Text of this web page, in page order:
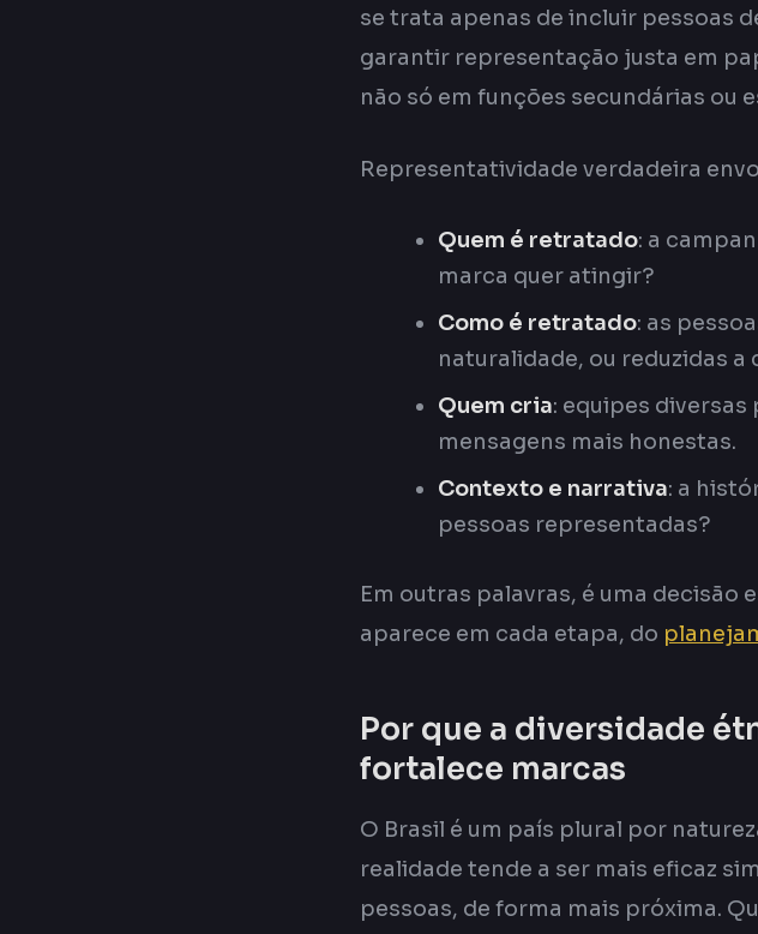
se trata apenas de incluir pessoas
garantir representação justa em
não só em funções secundárias ou
Representatividade verdadeira
Quem é retratado: a
marca quer atingir?
Como é retratado: as
naturalidade, ou reduzidas a
Quem cria: equipes
mensagens mais honestas.
Contexto e narrativa: a
pessoas representadas?
Em outras palavras, é uma
aparece em cada etapa, do
Por que a diversidade
fortalece marcas
O Brasil é um país plural por
realidade tende a ser mais eficaz
pessoas, de forma mais próxima.